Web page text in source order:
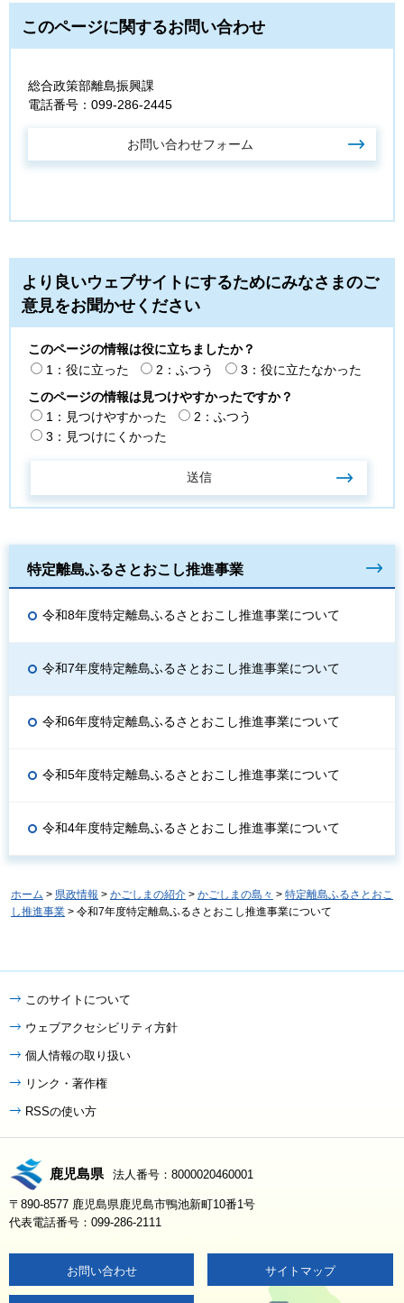
このページに関するお問い合わせ
総合政策部離島振興課
電話番号：099-286-2445
より良いウェブサイトにするためにみなさまのご
意見をお聞かせください
このページの情報は役に立ちましたか？
1：役に立った
2：ふつう
3：役に立たなかった
このページの情報は見つけやすかったですか？
1：見つけやすかった
2：ふつう
3：見つけにくかった
特定離島ふるさとおこし推進事業
令和8年度特定離島ふるさとおこし推進事業について
令和7年度特定離島ふるさとおこし推進事業について
令和6年度特定離島ふるさとおこし推進事業について
令和5年度特定離島ふるさとおこし推進事業について
令和4年度特定離島ふるさとおこし推進事業について
ホーム > 県政情報 > かごしまの紹介 > かごしまの島々 > 特定離島ふるさとおこ
し推進事業 > 令和7年度特定離島ふるさとおこし推進事業について
このサイトについて
ウェブアクセシビリティ方針
個人情報の取り扱い
リンク・著作権
RSSの使い方
鹿児島県 法人番号：8000020460001
〒890-8577 鹿児島県鹿児島市鴨池新町10番1号
代表電話番号：099-286-2111
お問い合わせ サイトマップ